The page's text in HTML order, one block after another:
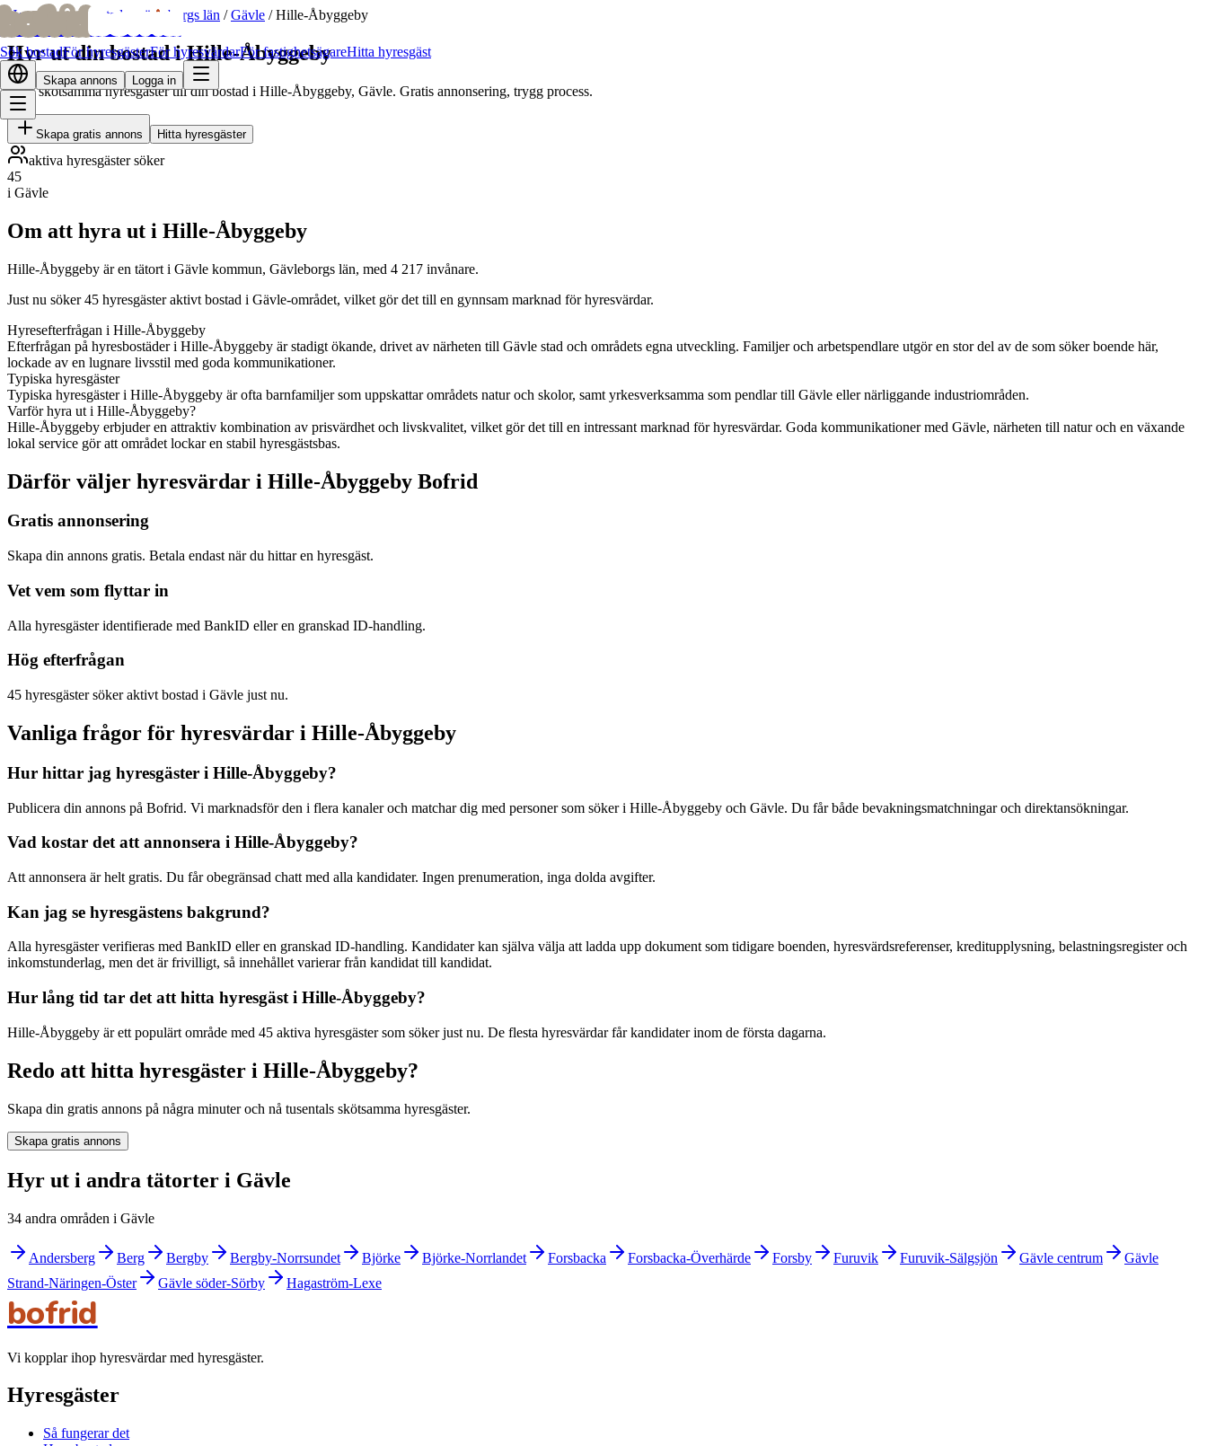
bofridbofrid
Sök bostadFör hyresgästerFör hyresvärdarFör fastighetsägareHitta hyresgäst
Skapa annons Logga in
Hem/ Hyr ut bostad Gävleborgs län /Gävle /Hille-Åbyggeby
Hyr ut din bostad i Hille-Åbyggeby
Hitta skötsamma hyresgäster till din bostad i Hille-Åbyggeby, Gävle. Gratis annonsering, trygg process.
Skapa gratis annons Hitta hyresgäster
aktiva hyresgäster söker
45
i Gävle
Om att hyra ut i Hille-Åbyggeby
Hille-Åbyggeby är en tätort i Gävle kommun, Gävleborgs län, med 4 217 invånare.
Just nu söker 45 hyresgäster aktivt bostad i Gävle-området, vilket gör det till en gynnsam marknad för hyresvärdar.
Hyresefterfrågan i Hille-Åbyggeby
Efterfrågan på hyresbostäder i Hille-Åbyggeby är stadigt ökande, drivet av närheten till Gävle stad och områdets egna utveckling. Familjer och arbetspendlare utgör en stor del av de som söker boende här,
lockade av en lugnare livsstil med goda kommunikationer.
Typiska hyresgäster
Typiska hyresgäster i Hille-Åbyggeby är ofta barnfamiljer som uppskattar områdets natur och skolor, samt yrkesverksamma som pendlar till Gävle eller närliggande industriområden.
Varför hyra ut i Hille-Åbyggeby?
Hille-Åbyggeby erbjuder en attraktiv kombination av prisvärdhet och livskvalitet, vilket gör det till en intressant marknad för hyresvärdar. Goda kommunikationer med Gävle, närheten till natur och en växande
lokal service gör att området lockar en stabil hyresgästsbas.
Därför väljer hyresvärdar i Hille-Åbyggeby Bofrid
Gratis annonsering
Skapa din annons gratis. Betala endast när du hittar en hyresgäst.
Vet vem som flyttar in
Alla hyresgäster identifierade med BankID eller en granskad ID-handling.
Hög efterfrågan
45 hyresgäster söker aktivt bostad i Gävle just nu.
Vanliga frågor för hyresvärdar i Hille-Åbyggeby
Hur hittar jag hyresgäster i Hille-Åbyggeby?
Publicera din annons på Bofrid. Vi marknadsför den i flera kanaler och matchar dig med personer som söker i Hille-Åbyggeby och Gävle. Du får både bevakningsmatchningar och direktansökningar.
Vad kostar det att annonsera i Hille-Åbyggeby?
Att annonsera är helt gratis. Du får obegränsad chatt med alla kandidater. Ingen prenumeration, inga dolda avgifter.
Kan jag se hyresgästens bakgrund?
Alla hyresgäster verifieras med BankID eller en granskad ID-handling. Kandidater kan själva välja att ladda upp dokument som tidigare boenden, hyresvärdsreferenser, kreditupplysning, belastningsregister och
inkomstunderlag, men det är frivilligt, så innehållet varierar från kandidat till kandidat.
Hur lång tid tar det att hitta hyresgäst i Hille-Åbyggeby?
Hille-Åbyggeby är ett populärt område med 45 aktiva hyresgäster som söker just nu. De flesta hyresvärdar får kandidater inom de första dagarna.
Redo att hitta hyresgäster i Hille-Åbyggeby?
Skapa din gratis annons på några minuter och nå tusentals skötsamma hyresgäster.
Skapa gratis annons
Hyr ut i andra tätorter i Gävle
34 andra områden i Gävle
Andersberg Berg Bergby Bergby-Norrsundet Björke Björke-Norrlandet Forsbacka Forsbacka-Överhärde Forsby Furuvik Furuvik-Sälgsjön Gävle centrum
Gävle
Strand-Näringen-Öster
Gävle söder-Sörby Hagaström-Lexe
bofrid
Vi kopplar ihop hyresvärdar med hyresgäster.
Hyresgäster
Så fungerar det